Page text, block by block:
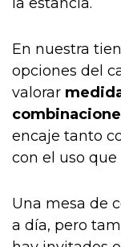
En nuestra
opciones del
valorar
encaje tanto
con el uso que
Una mesa de
a día, pero